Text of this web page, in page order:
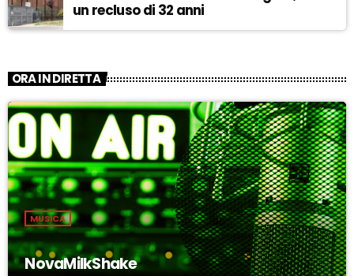
un recluso di 32 anni
ORA IN DIRETTA
MUSICA
NovaMilkShake